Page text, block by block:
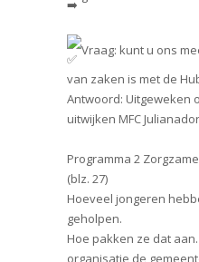
Vraag: kunt u ons
van zaken is met de
Antwoord: Uitgeweken
uitwijken MFC
Programma 2
(blz. 27)
Hoeveel jongeren
geholpen.
Hoe pakken ze dat